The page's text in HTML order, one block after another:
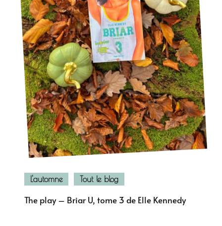
L'automne Tout le blog
The play – Briar U, tome 3 de Elle Kennedy